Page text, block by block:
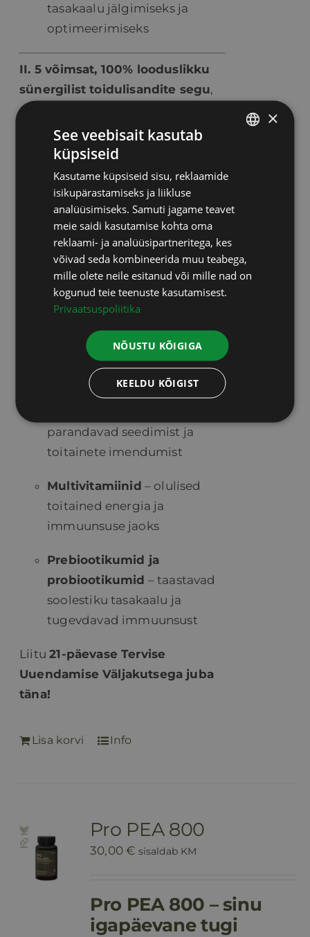
tasakaalu jälgimiseks ja
optimeerimiseks
II. 5 võimsat, 100% looduslikku
sünergilist toidulisandite segu,
mis on professionaalselt
koostatud Alpides maailma
tunnustatud
mikrobioomieksperdi
dr
Henning Sartori, PhDpoolt –
eesmärgiga taastada
ainevahetuse tasakaal ja
rakutervis:
Magneesiumtsitraat – toetab
seedimist ja lõõgastumist
Aluseline pulber
tasakaalustab pH ja
vähendab happesust
parandavad seedimist ja
toitainete imendumist
Multivitamiinid – olulised
toitained energia ja
immuunsuse jaoks
Prebiootikumid ja
probiootikumid – taastavad
soolestiku tasakaalu ja
tugevdavad immuunsust
Liitu21-päevase Tervise
Uuendamise Väljakutsega juba
täna!
Lisa korvi Info
Pro PEA 800
30,00€ sisaldab KM
Pro PEA 800 – sinu
igapäevane tugi
×
See veebisait kasutab
küpsiseid
Kasutame küpsiseid sisu, reklaamide
isikupärastamiseks ja liikluse
analüüsimiseks. Samuti jagame teavet
meie saidi kasutamise kohta oma
reklaami- ja analüüsipartneritega, kes
võivad seda kombineerida muu teabega,
mille olete neile esitanud või mille nad on
kogunud teie teenuste kasutamisest.
Privaatsuspoliitika
NÕUSTU KÕIGIGA
KEELDU KÕIGIST